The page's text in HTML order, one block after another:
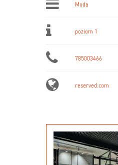
Moda
poziom 1
785003466
reserved.com